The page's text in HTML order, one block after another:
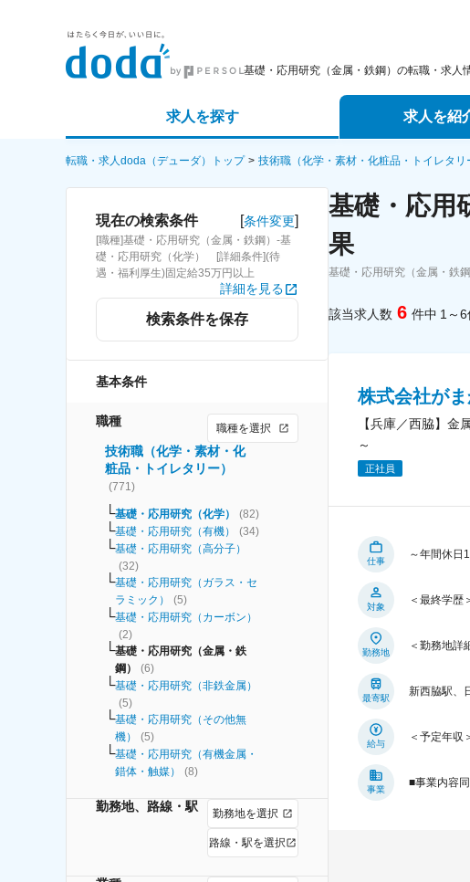
基礎・応用研究（金属・鉄鋼）の転職・求人
求人を探す
詳細条件から探す
求人特集から探す
求人を紹
エージェントサー
スカウトサービス
転職・求人doda（デューダ）トップ 技術職（化学・素材・化粧品・トイレタリ
現在の検索条件 [条件変更]
[職種]基礎・応用研究（金属・鉄鋼）-基
礎・応用研究（化学） [詳細条件](待
遇・福利厚生)固定給35万円以上
詳細を見る
検索条件を保存
基本条件
職種 職種を選択
技術職（化学・素材・化
粧品・トイレタリー）
(771)
基礎・応用研究（化学） (82)
基礎・応用研究（有機）
(34)
基礎・応用研究（高分子）
(32)
基礎・応用研究（ガラス・セ
ラミック）
(5)
基礎・応用研究（カーボン）
(2)
基礎・応用研究（金属・鉄
鋼）
(6)
基礎・応用研究（非鉄金属）
(5)
基礎・応用研究（その他無
機）
(5)
基礎・応用研究（有機金属・
錯体・触媒）
(8)
勤務地、路線・駅 勤務地を選択
路線・駅を選択
基礎・応用
果
基礎・応用研究（金属・鉄
該当求人数 6 件中 1～6
株式会社が
【兵庫／西脇】
～
正社員
仕事
～年間休日
対象
＜最終学歴
勤務地
＜勤務地詳
最寄駅
新西脇駅、
給与
＜予定年収
事業
■事業内容